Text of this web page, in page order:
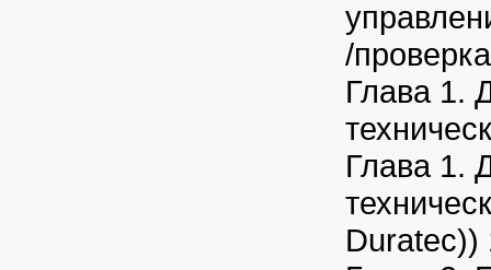
/
Глава 1.
Глава 1.
Duratec))